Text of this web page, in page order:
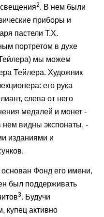
2. В нем были
приборы и
пастели Т.Х.
портретом в духе
мы можем
Тейлера. Художник
его рука
слева от него
медалей и монет -
нем видны экспонаты, -
изданиями и
Фонд его имени,
был поддерживать
3. Будучи
купец активно